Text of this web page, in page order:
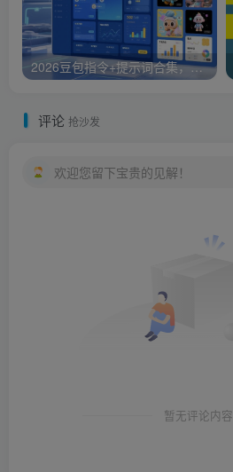
2026豆包指令+提示词合集，解锁AI创作的无限可能，效率倍增
评论 抢沙发
欢迎您留下宝贵的见解！
暂无评论内容